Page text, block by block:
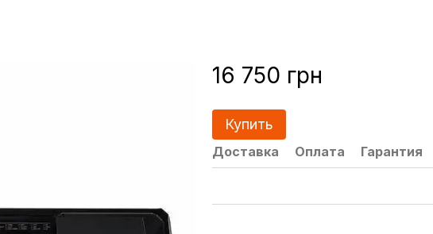
16 750 грн
Купить
Доставка Оплата Гарантия